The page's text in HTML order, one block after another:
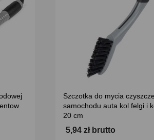
Szczotka do mycia
samochodu auta kol felgi i
20 cm
5,94 zł brutto